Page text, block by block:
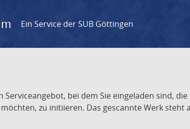
Ein Service der SUB Göttingen
bei dem Sie eingeladen sind,
zu initiieren. Das gescannte Werk